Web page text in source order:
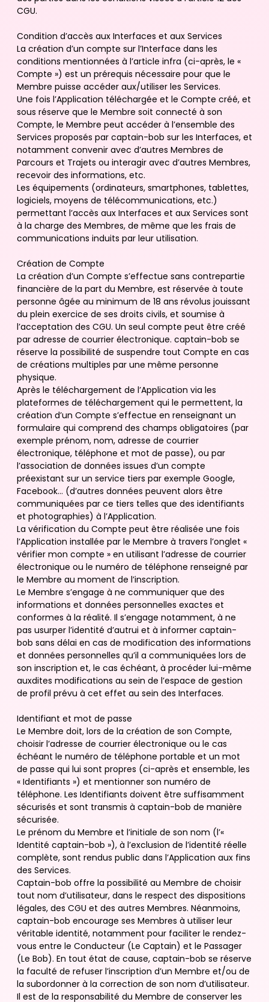
CGU.
Condition d’accès aux Interfaces et aux Services
La création d’un compte sur l’Interface dans les
conditions mentionnées à l’article infra (ci-après, le «
Compte ») est un prérequis nécessaire pour que le
Membre puisse accéder aux/utiliser les Services.
Une fois l’Application téléchargée et le Compte créé, et
sous réserve que le Membre soit connecté à son
Compte, le Membre peut accéder à l’ensemble des
Services proposés par captain-bob sur les Interfaces, et
notamment convenir avec d’autres Membres de
Parcours et Trajets ou interagir avec d’autres Membres,
recevoir des informations, etc.
Les équipements (ordinateurs, smartphones, tablettes,
logiciels, moyens de télécommunications, etc.)
permettant l’accès aux Interfaces et aux Services sont
à la charge des Membres, de même que les frais de
communications induits par leur utilisation.
Création de Compte
La création d’un Compte s’effectue sans contrepartie
financière de la part du Membre, est réservée à toute
personne âgée au minimum de 18 ans révolus jouissant
du plein exercice de ses droits civils, et soumise à
l’acceptation des CGU. Un seul compte peut être créé
par adresse de courrier électronique. captain-bob se
réserve la possibilité de suspendre tout Compte en cas
de créations multiples par une même personne
physique.
Après le téléchargement de l’Application via les
plateformes de téléchargement qui le permettent, la
création d’un Compte s’effectue en renseignant un
formulaire qui comprend des champs obligatoires (par
exemple prénom, nom, adresse de courrier
électronique, téléphone et mot de passe), ou par
l’association de données issues d’un compte
préexistant sur un service tiers par exemple Google,
Facebook… (d’autres données peuvent alors être
communiquées par ce tiers telles que des identifiants
et photographies) à l’Application.
La vérification du Compte peut être réalisée une fois
l’Application installée par le Membre à travers l’onglet «
vérifier mon compte » en utilisant l’adresse de courrier
électronique ou le numéro de téléphone renseigné par
le Membre au moment de l’inscription.
Le Membre s’engage à ne communiquer que des
informations et données personnelles exactes et
conformes à la réalité. Il s’engage notamment, à ne
pas usurper l’identité d’autrui et à informer captain-
bob sans délai en cas de modification des informations
et données personnelles qu’il a communiquées lors de
son inscription et, le cas échéant, à procéder lui-même
auxdites modifications au sein de l’espace de gestion
de profil prévu à cet effet au sein des Interfaces.
Identifiant et mot de passe
Le Membre doit, lors de la création de son Compte,
choisir l’adresse de courrier électronique ou le cas
échéant le numéro de téléphone portable et un mot
de passe qui lui sont propres (ci-après et ensemble, les
« Identifiants ») et mentionner son numéro de
téléphone. Les Identifiants doivent être suffisamment
sécurisés et sont transmis à captain-bob de manière
sécurisée.
Le prénom du Membre et l’initiale de son nom (l’«
Identité captain-bob »), à l’exclusion de l’identité réelle
complète, sont rendus public dans l’Application aux fins
des Services.
Captain-bob offre la possibilité au Membre de choisir
tout nom d’utilisateur, dans le respect des dispositions
légales, des CGU et des autres Membres. Néanmoins,
captain-bob encourage ses Membres à utiliser leur
véritable identité, notamment pour faciliter le rendez-
vous entre le Conducteur (Le Captain) et le Passager
(Le Bob). En tout état de cause, captain-bob se réserve
la faculté de refuser l’inscription d’un Membre et/ou de
la subordonner à la correction de son nom d’utilisateur.
Il est de la responsabilité du Membre de conserver les